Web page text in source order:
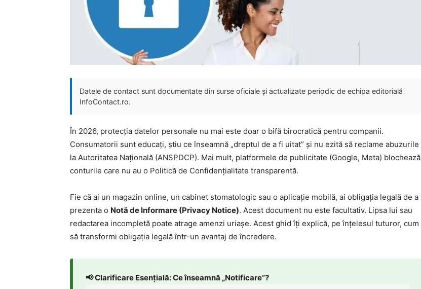
Datele de contact sunt documentate din surse oficiale și actualizate periodic de echipa editorială
InfoContact.ro.
În 2026, protecția datelor personale nu mai este doar o bifă birocratică pentru companii.
Consumatorii sunt educați, știu ce înseamnă „dreptul de a fi uitat” și nu ezită să reclame abuzurile
la Autoritatea Națională (ANSPDCP). Mai mult, platformele de publicitate (Google, Meta) blochează
conturile care nu au o Politică de Confidențialitate transparentă.
Fie că ai un magazin online, un cabinet stomatologic sau o aplicație mobilă, ai obligația legală de a
prezenta o Notă de Informare (Privacy Notice). Acest document nu este facultativ. Lipsa lui sau
redactarea incompletă poate atrage amenzi uriașe. Acest ghid îți explică, pe înțelesul tuturor, cum
să transformi obligația legală într-un avantaj de încredere.
📢 Clarificare Esențială: Ce înseamnă „Notificare”?